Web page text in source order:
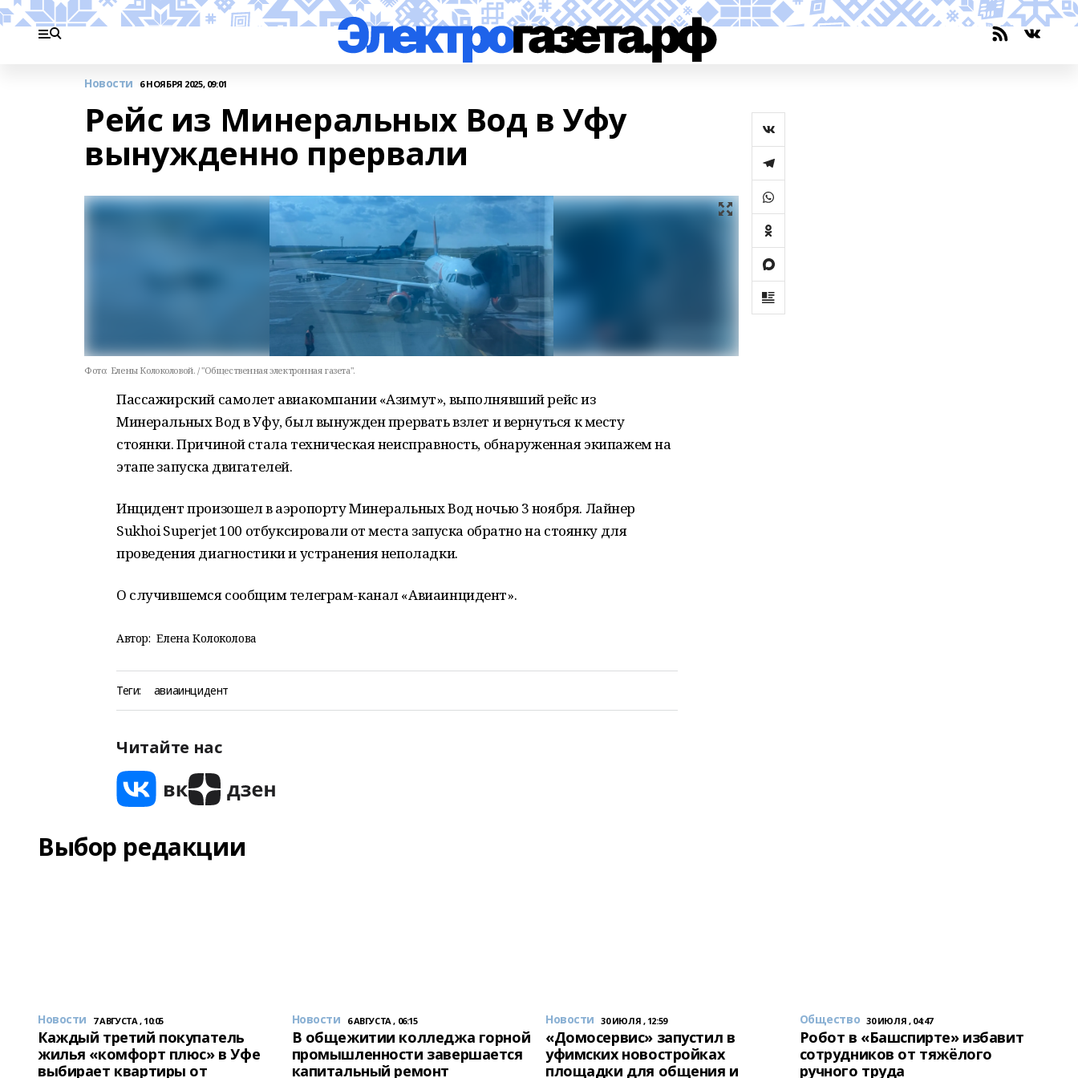
Новости 6 НОЯБРЯ 2025, 09:01
Рейс из Минеральных Вод в Уфу
вынужденно прервали
Фото: Елены Колоколовой. / "Общественная электронная газета".
Пассажирский самолет авиакомпании «Азимут», выполнявший рейс из
Минеральных Вод в Уфу, был вынужден прервать взлет и вернуться к месту
стоянки. Причиной стала техническая неисправность, обнаруженная экипажем на
этапе запуска двигателей.
Инцидент произошел в аэропорту Минеральных Вод ночью 3 ноября. Лайнер
Sukhoi Superjet 100 отбуксировали от места запуска обратно на стоянку для
проведения диагностики и устранения неполадки.
О случившемся сообщим телеграм-канал «Авиаинцидент».
Автор: Елена Колоколова
Теги: авиаинцидент
Читайте нас
Выбор редакции
Новости 7 АВГУСТА , 10:05
Каждый третий покупатель
жилья «комфорт плюс» в Уфе
выбирает квартиры от
Новости 6 АВГУСТА , 06:15
В общежитии колледжа горной
промышленности завершается
капитальный ремонт
Новости 30 ИЮЛЯ , 12:59
«Домосервис» запустил в
уфимских новостройках
площадки для общения и
Общество 30 ИЮЛЯ , 04:47
Робот в «Башспирте» избавит
сотрудников от тяжёлого
ручного труда